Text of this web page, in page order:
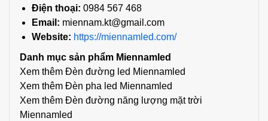
Điện thoại: 0984 567 468
Email: miennam.kt@gmail.com
Website: https://miennamled.com/
Danh mục sản phẩm Miennamled
Xem thêm Đèn đường led Miennamled
Xem thêm Đèn pha led Miennamled
Xem thêm Đèn đường năng lượng mặt trời
Miennamled